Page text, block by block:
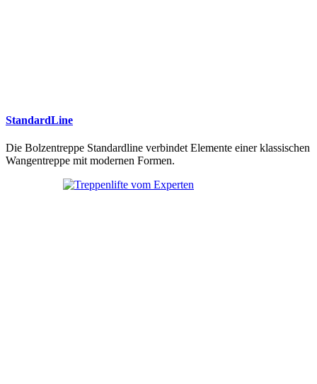
StandardLine
Die Bolzentreppe Standardline verbindet Elemente einer klassischen
Wangentreppe mit modernen Formen.